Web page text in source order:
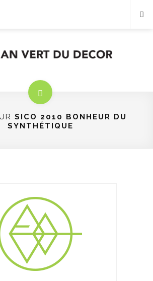
SICO 2010 BONHEUR DU
SYNTHÉTIQUE